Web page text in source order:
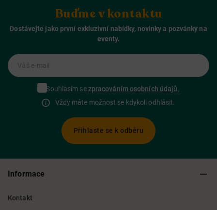
Buďme v kontaktu
Dostávejte jako první exkluzivní nabídky, novinky a pozvánky na
eventy.
Váš e-mail
Souhlasím sezpracováním osobních údajů.
Vždy máte možnost se kdykoli odhlásit.
Přihlaste se k odběru
Informace
Kontakt